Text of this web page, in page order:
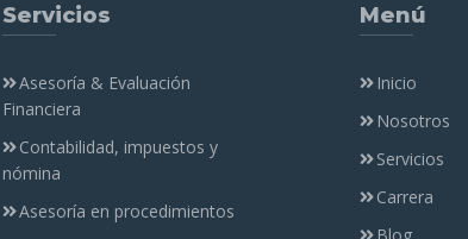
Servicios
Asesoría & Evaluación
Financiera
Contabilidad, impuestos y
nómina
Asesoría en procedimientos
Menú
Inicio
Nosotros
Servicios
Carrera